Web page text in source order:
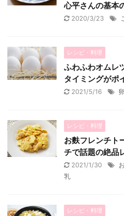
心平さんの基本
2020/3/23
レシピ・料理
ふわふわオムレ
タイミングがポ
2021/5/16 卵
レシピ・料理
お麩フレンチト
チで話題の絶品
2021/1/30
乳
レシピ・料理